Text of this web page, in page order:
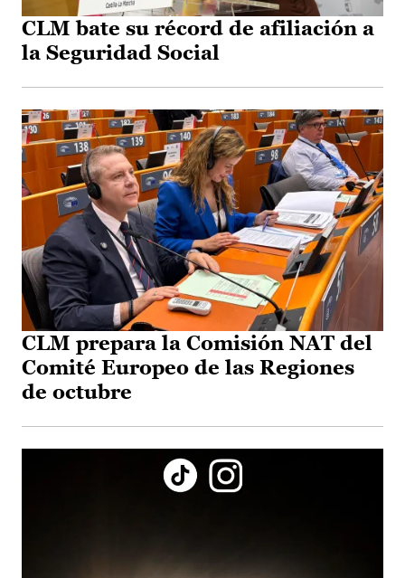
CLM bate su récord de afiliación a
la Seguridad Social
CLM prepara la Comisión NAT del
Comité Europeo de las Regiones
de octubre